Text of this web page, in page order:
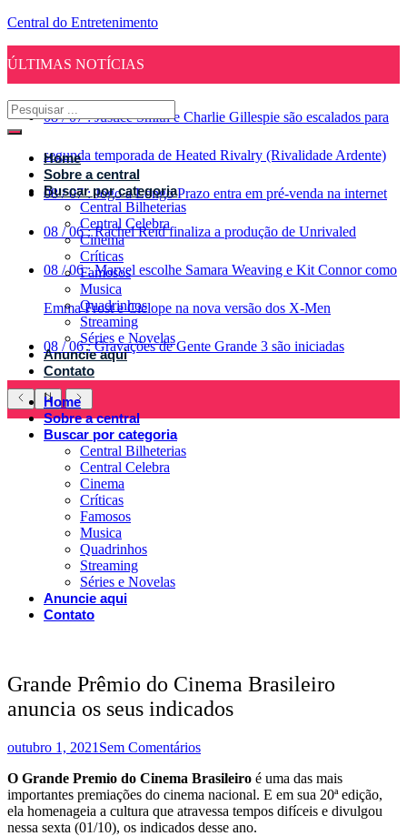
Central do Entretenimento
ÚLTIMAS NOTÍCIAS
08 / 07 : Justice Smith e Charlie Gillespie são escalados para
segunda temporada de Heated Rivalry (Rivalidade Ardente)
08 / 07 : Jogo a Longo Prazo entra em pré-venda na internet
08 / 06 : Rachel Reid finaliza a produção de Unrivaled
08 / 06 : Marvel escolhe Samara Weaving e Kit Connor como
Emma Frost e Ciclope na nova versão dos X-Men
08 / 06 : Gravações de Gente Grande 3 são iniciadas
Home
Sobre a central
Buscar por categoria
Central Bilheterias
Central Celebra
Cinema
Críticas
Famosos
Musica
Quadrinhos
Streaming
Séries e Novelas
Anuncie aqui
Contato
Home
Sobre a central
Buscar por categoria
Central Bilheterias
Central Celebra
Cinema
Críticas
Famosos
Musica
Quadrinhos
Streaming
Séries e Novelas
Anuncie aqui
Contato
Grande Prêmio do Cinema Brasileiro
anuncia os seus indicados
outubro 1, 2021 Sem Comentários
O Grande Premio do Cinema Brasileiro é uma das mais
importantes premiações do cinema nacional. E em sua 20ª edição,
ela homenageia a cultura que atravessa tempos difíceis e divulgou
nessa sexta (01/10), os indicados desse ano.